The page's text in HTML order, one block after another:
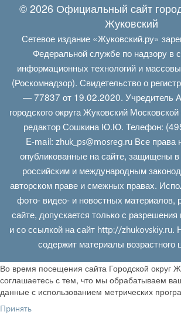
© 2026 Официальный сайт
Жуковский
Сетевое издание «Жуковский.ру»
Федеральной службе по надзору в
информационных технологий и
(Роскомнадзор). Свидетельство о
— 77837 от 19.02.2020. Учредитель
городского округа Жуковский
редактор Сошкина Ю.Ю. Телефон:
E‑mail: zhuk_ps@mosreg.ruВсе права
опубликованные на сайте, защищены в
российским и международным
авторском праве и смежных правах.
фото- видео- и новостных материалов,
сайте, допускается только с
и со ссылкой на сайт http://zhukovskiy.ru.
содержит материалы возрастного
Во время посещения сайта Городской округ
соглашаетесь с тем, что мы обрабатываем
данные с использованием метрических
Принять